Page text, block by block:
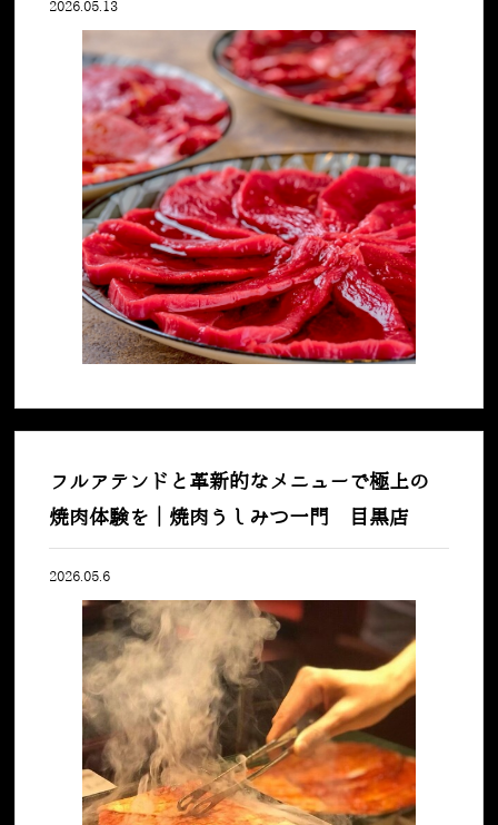
2026.05.13
フルアテンドと革新的なメニューで極上の
焼肉体験を｜焼肉うしみつ一門 目黒店
2026.05.6